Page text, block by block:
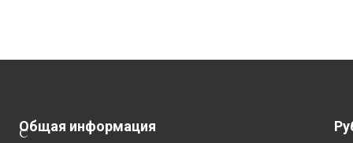
С
Общая информация